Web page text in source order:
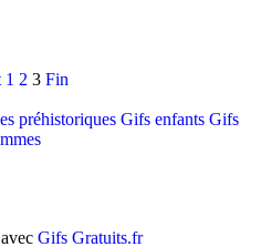
1 2 3 Fin
préhistoriques Gifs enfants Gifs
Gifs Gratuits.fr